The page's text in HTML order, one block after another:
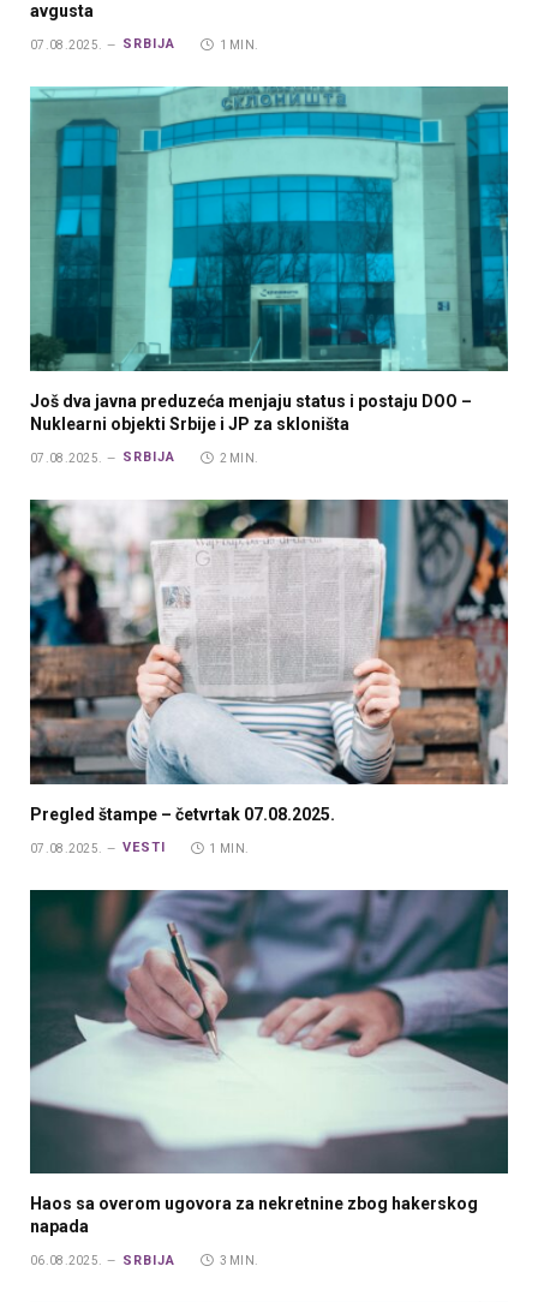
avgusta
07.08.2025. SRBIJA 1 MIN.
Još dva javna preduzeća menjaju status i postaju DOO –
Nuklearni objekti Srbije i JP za skloništa
07.08.2025. SRBIJA 2 MIN.
Pregled štampe – četvrtak 07.08.2025.
07.08.2025. VESTI 1 MIN.
Haos sa overom ugovora za nekretnine zbog hakerskog
napada
06.08.2025. SRBIJA 3 MIN.